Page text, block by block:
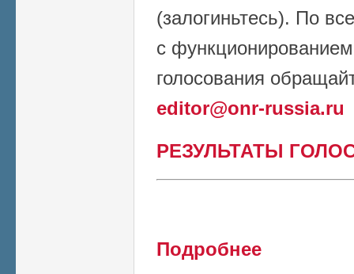
(залогиньтесь). По
с
голосования
editor@onr-russia.ru
РЕЗУЛЬТАТЫ
Подробнее